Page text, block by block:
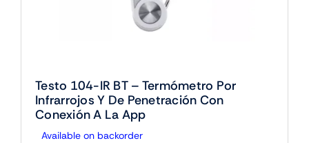
Testo 104-IR BT – Termómetro Por
Infrarrojos Y De Penetración Con
Conexión A La App
Available on backorder